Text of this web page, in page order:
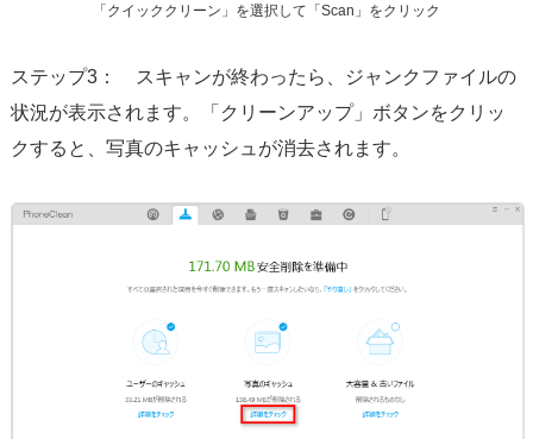
「クイッククリーン」を選択して「Scan」をクリック
ステップ3： スキャンが終わったら、ジャンクファイルの
状況が表示されます。「クリーンアップ」ボタンをクリッ
クすると、写真のキャッシュが消去されます。